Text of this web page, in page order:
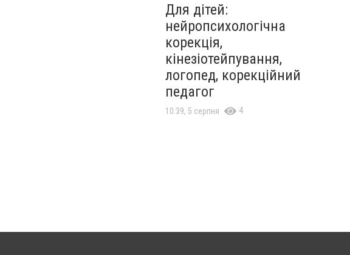
Для дітей:
нейропсихологічна
корекція,
кінезіотейпування,
логопед, корекційний
педагог
10:39, 5 серпня 4